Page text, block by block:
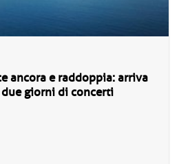
ancora e raddoppia: arriva
giorni di concerti